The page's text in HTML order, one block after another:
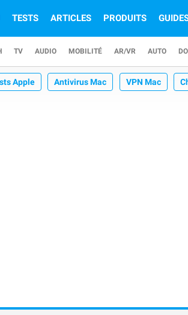
TESTS ARTICLES PRODUITS
TV AUDIO MOBILITÉ AR/VR AUTO
Apple Antivirus Mac VPN Mac